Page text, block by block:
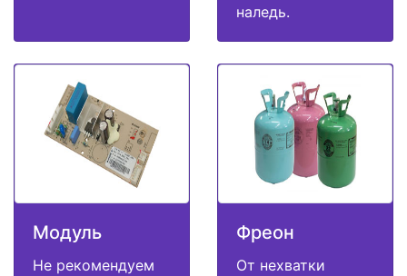
наледь.
Модуль
Не рекомендуем
Фреон
От нехватки